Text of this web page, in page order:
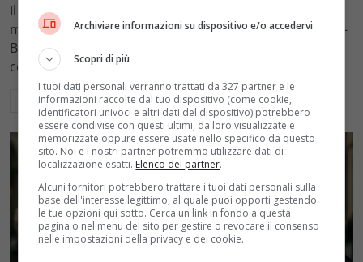
Il Tribunale di Roma ha fissato l'assegno di
mantenimento figli a 10.900 euro mensili nel caso Totti-
Blasi, respingendo la richiesta di 20mila euro della
conduttrice.
Leggi di più
Archiviare informazioni su dispositivo e/o accedervi
Scopri di più
I tuoi dati personali verranno trattati da 327 partner e le
informazioni raccolte dal tuo dispositivo (come cookie,
identificatori univoci e altri dati del dispositivo) potrebbero
essere condivise con questi ultimi, da loro visualizzate e
memorizzate oppure essere usate nello specifico da questo
sito. Noi e i nostri partner potremmo utilizzare dati di
localizzazione esatti. Elenco dei partner.
Alcuni fornitori potrebbero trattare i tuoi dati personali sulla
base dell'interesse legittimo, al quale puoi opporti gestendo
le tue opzioni qui sotto. Cerca un link in fondo a questa
pagina o nel menu del sito per gestire o revocare il consenso
nelle impostazioni della privacy e dei cookie.